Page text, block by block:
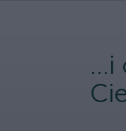
...i